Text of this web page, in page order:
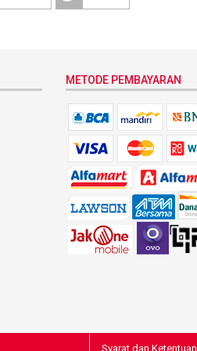
METODE PEMBAYARAN
Syarat dan Ketentuan